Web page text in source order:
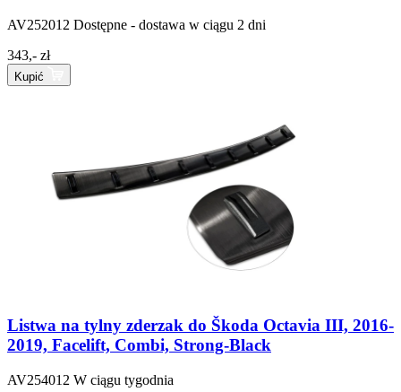
AV252012 Dostępne - dostawa w ciągu 2 dni
343,- zł
Kupić
Listwa na tylny zderzak do Škoda Octavia III, 2016-
2019, Facelift, Combi, Strong-Black
AV254012 W ciągu tygodnia